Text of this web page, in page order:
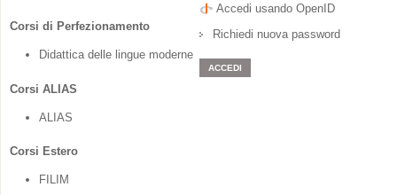
Corsi di Perfezionamento
Didattica delle lingue moderne
Corsi ALIAS
ALIAS
Corsi Estero
FILIM
Accedi usando OpenID
Richiedi nuova password